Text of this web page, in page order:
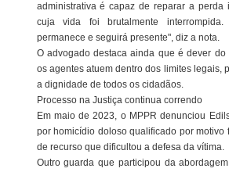
administrativa é capaz de reparar a perda
cuja vida foi brutalmente
permanece e seguirá presente", diz a nota.
O advogado destaca ainda que é dever do
os agentes atuem dentro dos limites legais,
a dignidade de todos os cidadãos.
Processo na Justiça continua correndo
Em maio de 2023, o MPPR denunciou
por homicídio doloso qualificado por motivo
de recurso que dificultou a defesa da vítima.
Outro guarda que participou da